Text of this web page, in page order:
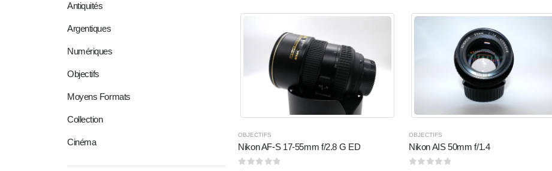
OBJECTIFS
Nikon AF-S 17-55mm f/2.8 G ED
OBJECTIFS
Nikon AIS 50mm f/1.4
Antiquités
Argentiques
Numériques
Objectifs
Moyens Formats
Collection
Cinéma